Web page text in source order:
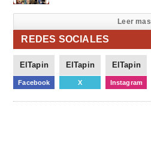
Leer mas
REDES SOCIALES
ElTapin
Facebook
ElTapin
X
ElTapin
Instagram